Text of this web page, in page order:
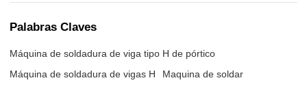
Palabras Claves
Máquina de soldadura de viga tipo H de pórtico
Máquina de soldadura de vigas H
Maquina de soldar